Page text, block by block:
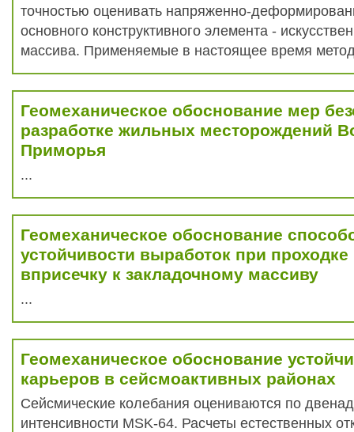
точностью оценивать напряженно-
основного конструктивного элемента -
массива. Применяемые в настоящее время
Геомеханическое обоснование мер
разработке жильных месторождений
Приморья
...
Геомеханическое обоснование
устойчивости выработок при
вприсечку к закладочному массиву
...
Геомеханическое обоснование
карьеров в сейсмоактивных районах
Сейсмические колебания оцениваются по
интенсивности MSK-64. Расчеты естественных